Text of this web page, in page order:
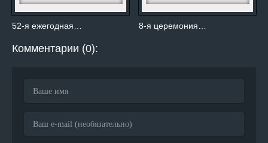
52-я ежегодная… 8-я церемония…
Комментарии (0):